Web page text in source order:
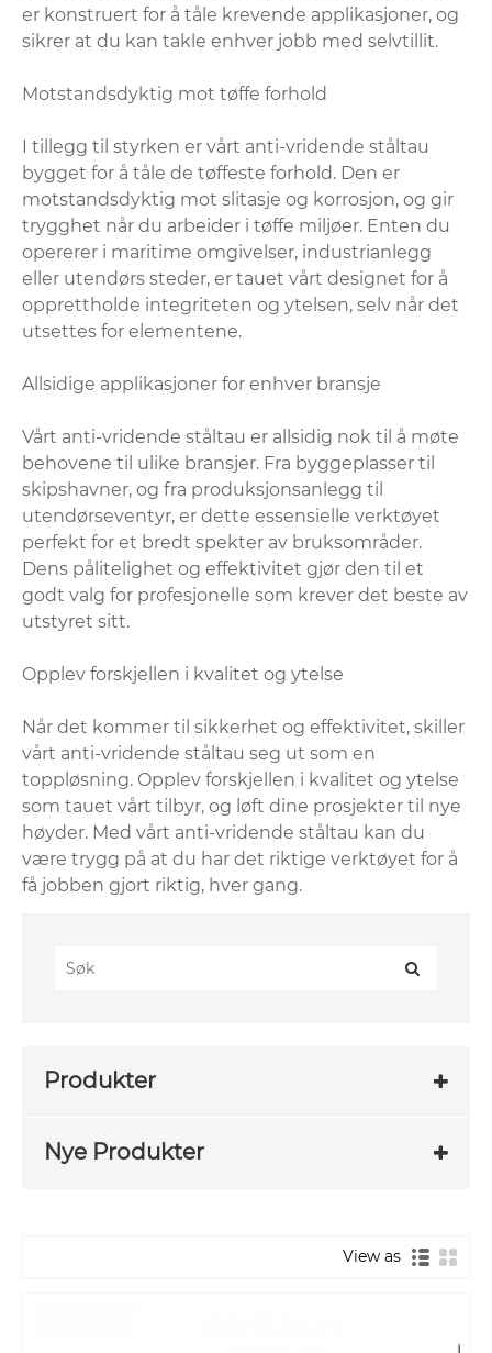
er konstruert for å tåle krevende applikasjoner, og
sikrer at du kan takle enhver jobb med selvtillit.
Motstandsdyktig mot tøffe forhold
I tillegg til styrken er vårt anti-vridende ståltau
bygget for å tåle de tøffeste forhold. Den er
motstandsdyktig mot slitasje og korrosjon, og gir
trygghet når du arbeider i tøffe miljøer. Enten du
opererer i maritime omgivelser, industrianlegg
eller utendørs steder, er tauet vårt designet for å
opprettholde integriteten og ytelsen, selv når det
utsettes for elementene.
Allsidige applikasjoner for enhver bransje
Vårt anti-vridende ståltau er allsidig nok til å møte
behovene til ulike bransjer. Fra byggeplasser til
skipshavner, og fra produksjonsanlegg til
utendørseventyr, er dette essensielle verktøyet
perfekt for et bredt spekter av bruksområder.
Dens pålitelighet og effektivitet gjør den til et
godt valg for profesjonelle som krever det beste av
utstyret sitt.
Opplev forskjellen i kvalitet og ytelse
Når det kommer til sikkerhet og effektivitet, skiller
vårt anti-vridende ståltau seg ut som en
toppløsning. Opplev forskjellen i kvalitet og ytelse
som tauet vårt tilbyr, og løft dine prosjekter til nye
høyder. Med vårt anti-vridende ståltau kan du
være trygg på at du har det riktige verktøyet for å
få jobben gjort riktig, hver gang.
Produkter
Nye Produkter
View as